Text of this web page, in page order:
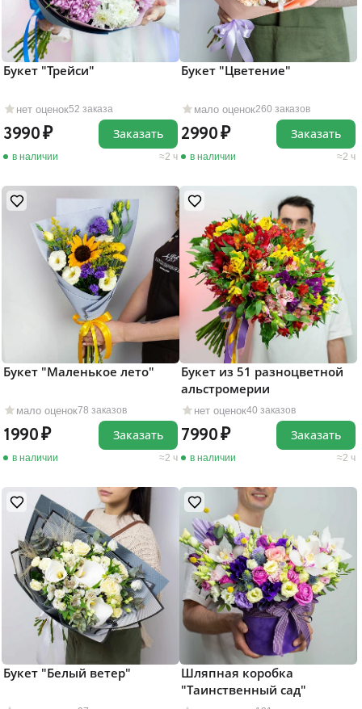
нет оценок52 заказа
Букет "Трейси"
3990
в наличии 2 ч
Заказать
мало оценок260 заказов
Букет "Цветение"
2990
в наличии 2 ч
Заказать
мало оценок78 заказов
Букет "Маленькое лето"
1990
в наличии 2 ч
Заказать
нет оценок40 заказов
Букет из 51 разноцветной
альстромерии
7990
в наличии 2 ч
Заказать
Букет "Белый ветер"
Шляпная коробка
"Таинственный сад"